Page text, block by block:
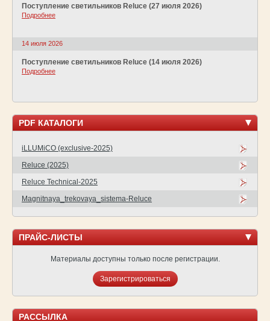
Поступление светильников Reluce (27 июля 2026)
Подробнее
14 июля 2026
Поступление светильников Reluce (14 июля 2026)
Подробнее
PDF КАТАЛОГИ
iLLUMiCO (exclusive-2025)
Reluce (2025)
Reluce Technical-2025
Magnitnaya_trekovaya_sistema-Reluce
ПРАЙС-ЛИСТЫ
Материалы доступны только после регистрации.
Зарегистрироваться
РАССЫЛКА